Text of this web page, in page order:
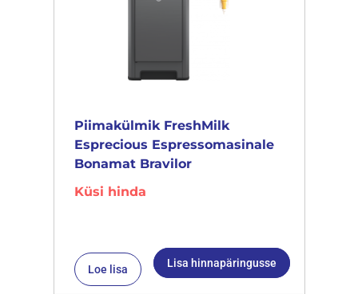
Piimakülmik FreshMilk
Esprecious Espressomasinale
Bonamat Bravilor
Küsi hinda
Loe lisa Lisa hinnapäringusse